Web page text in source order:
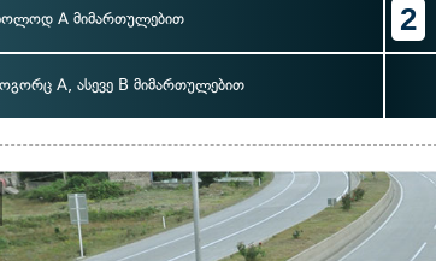
A მიმართულებით 2
A, ასევე B მიმართულებით